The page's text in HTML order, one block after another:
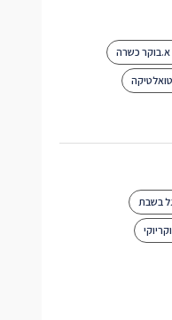
א.בוקר כשרה
בשבת